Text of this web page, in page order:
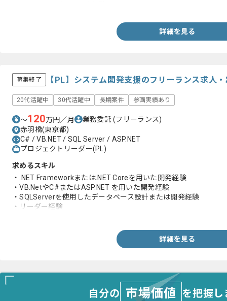
詳細を見る
募集終了 【PL】システム開発支援のフリーランス求人
20代活躍中 30代活躍中 長期案件 参画実績あり
〜120万円／月 業務委託(フリーランス)
赤羽橋(東京都)
C# / VB.NET / SQL Server / ASP.NET
プロジェクトリーダー(PL)
求めるスキル
・.NET Frameworkまたは.NET Coreを用いた開発経験
・VB.NetやC#またはASP.NET を用いた開発経験
・SQLServerを使用したデータベース設計または開発経験
・リーダー経験
詳細を見る
自分の 市場価値 を把握